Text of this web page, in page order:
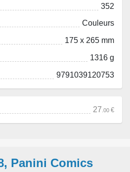
352
Couleurs
175 x 265 mm
1316 g
9791039120753
27 .00 €
Panini Comics